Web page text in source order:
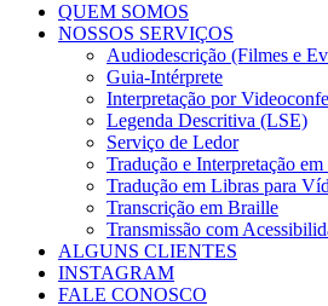
QUEM SOMOS
NOSSOS SERVIÇOS
Audiodescrição (Filmes e
Guia-Intérprete
Interpretação por
Legenda Descritiva (LSE)
Serviço de Ledor
Tradução e Interpretação
Tradução em Libras para
Transcrição em Braille
Transmissão com
ALGUNS CLIENTES
INSTAGRAM
FALE CONOSCO